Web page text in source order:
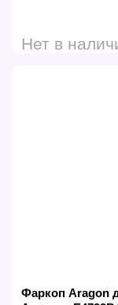
Нет в
Фаркоп Aragon